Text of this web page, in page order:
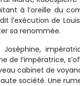
à l’oreille du
l’exécution de
sa renommée.
Joséphine,
de l’impératrice,
cabinet de
société. Une